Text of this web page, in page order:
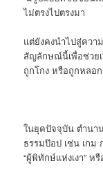
ไม่ตรงไปตรงมา
แต่ยังคงนำไปสู่คว
สัญลักษณ์นี้เพื่อช่วยเ
ถูกโกง หรือถูกหลอ
ในยุคปัจจุบัน ตำนา
ธรรมป๊อป เช่น เกม
“ผู้พิทักษ์แห่งเงา” ห